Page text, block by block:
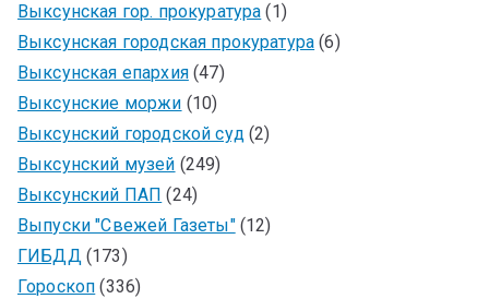
Выксунская гор. прокуратура (1)
Выксунская городская прокуратура (6)
Выксунская епархия(47)
Выксунские моржи (10)
Выксунский городской суд(2)
Выксунский музей (249)
Выксунский ПАП (24)
Выпуски "Свежей Газеты"(12)
ГИБДД(173)
Гороскоп (336)